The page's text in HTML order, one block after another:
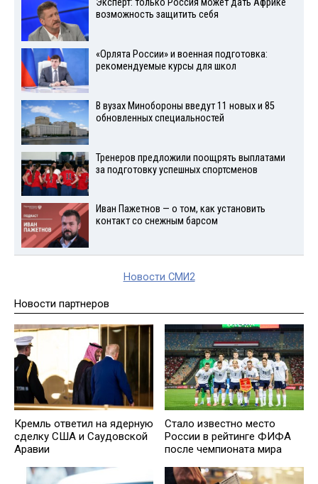
Эксперт: только Россия может дать Африке
возможность защитить себя
«Орлята России» и военная подготовка:
рекомендуемые курсы для школ
В вузах Минобороны введут 11 новых и 85
обновленных специальностей
Тренеров предложили поощрять выплатами
за подготовку успешных спортсменов
Иван Пажетнов — о том, как установить
контакт со снежным барсом
Новости СМИ2
Новости партнеров
Кремль ответил на ядерную
сделку США и Саудовской
Аравии
Стало известно место
России в рейтинге ФИФА
после чемпионата мира